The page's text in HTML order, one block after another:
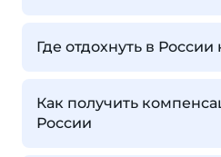
Где отдохнуть в
Как получить
России